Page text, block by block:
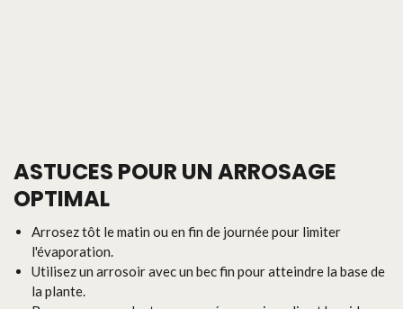
ASTUCES POUR UN ARROSAGE
OPTIMAL
Arrosez tôt le matin ou en fin de journée pour limiter
l'évaporation.
Utilisez un arrosoir avec un bec fin pour atteindre la base de
la plante.